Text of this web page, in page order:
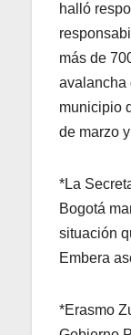
halló
más de
avalancha
municipio
de marzo
*La
Bogotá
situación
Embera
*Erasmo